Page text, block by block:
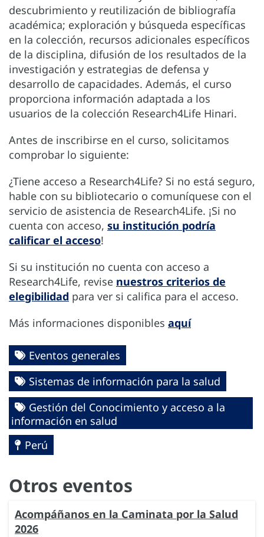
descubrimiento y reutilización de bibliografía
académica; exploración y búsqueda específicas
en la colección, recursos adicionales específicos
de la disciplina, difusión de los resultados de la
investigación y estrategias de defensa y
desarrollo de capacidades. Además, el curso
proporciona información adaptada a los
usuarios de la colección Research4Life Hinari.
Antes de inscribirse en el curso, solicitamos
comprobar lo siguiente:
¿Tiene acceso a Research4Life? Si no está seguro,
hable con su bibliotecario o comuníquese con el
servicio de asistencia de Research4Life. ¡Si no
cuenta con acceso, su institución podría
calificar el acceso!
Si su institución no cuenta con acceso a
Research4Life, revise nuestros criterios de
elegibilidad para ver si califica para el acceso.
Más informaciones disponibles aquí
Eventos generales
Sistemas de información para la salud
Gestión del Conocimiento y acceso a la
información en salud
Perú
Otros eventos
Acompáñanos en la Caminata por la Salud
2026